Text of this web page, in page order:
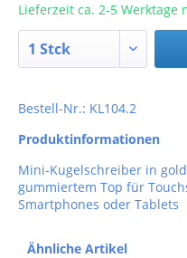
Lieferzeit ca. 2-5 Werktage
Bestell-Nr.: KL104.2
Produktinformationen
Mini-Kugelschreiber in
gummiertem Top für
Smartphones oder Tablets
Ähnliche Artikel